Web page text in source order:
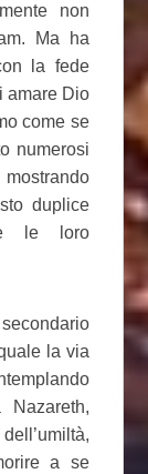
non
Ma ha
la fede
amare Dio
come se
numerosi
duplice
le loro
la via
a se